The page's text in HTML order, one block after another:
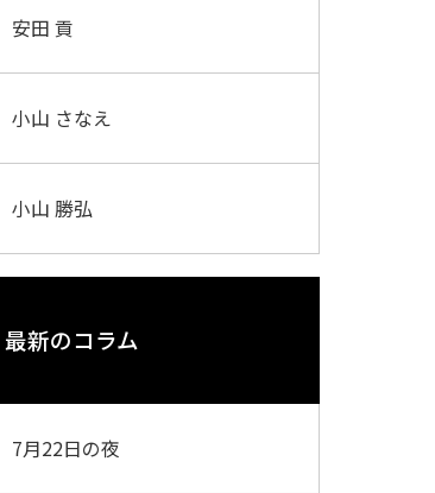
安田 貢
小山 さなえ
小山 勝弘
最新のコラム
7月22日の夜